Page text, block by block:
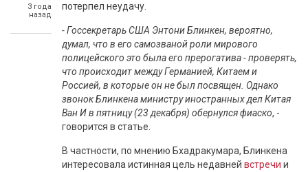
3 года
назад
потерпел неудачу.
- Госсекретарь США Энтони Блинкен, вероятно,
думал, что в его самозваной роли мирового
полицейского это была его прерогатива - проверять,
что происходит между Германией, Китаем и
Россией, в которые он не был посвящен. Однако
звонок Блинкена министру иностранных дел Китая
Ван И в пятницу (23 декабря) обернулся фиаско, -
говорится в статье.
В частности, по мнению Бхадракумара, Блинкена
интересовала истинная цель недавней встречи и